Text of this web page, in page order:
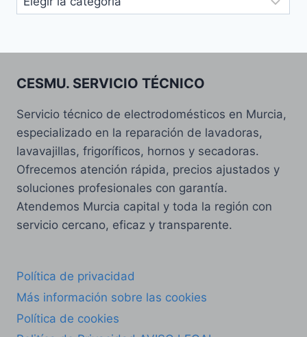
CESMU. SERVICIO TÉCNICO
Servicio técnico de electrodomésticos en Murcia,
especializado en la reparación de lavadoras,
lavavajillas, frigoríficos, hornos y secadoras.
Ofrecemos atención rápida, precios ajustados y
soluciones profesionales con garantía.
Atendemos Murcia capital y toda la región con
servicio cercano, eficaz y transparente.
Política de privacidad
Más información sobre las cookies
Política de cookies